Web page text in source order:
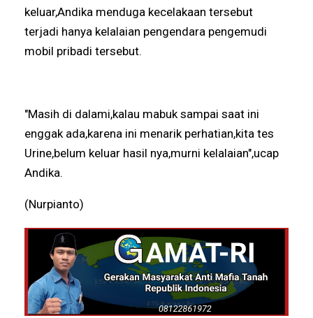
keluar,Andika menduga kecelakaan tersebut
terjadi hanya kelalaian pengendara pengemudi
mobil pribadi tersebut.
"Masih di dalami,kalau mabuk sampai saat ini
enggak ada,karena ini menarik perhatian,kita tes
Urine,belum keluar hasil nya,murni kelalaian",ucap
Andika.
(Nurpianto)